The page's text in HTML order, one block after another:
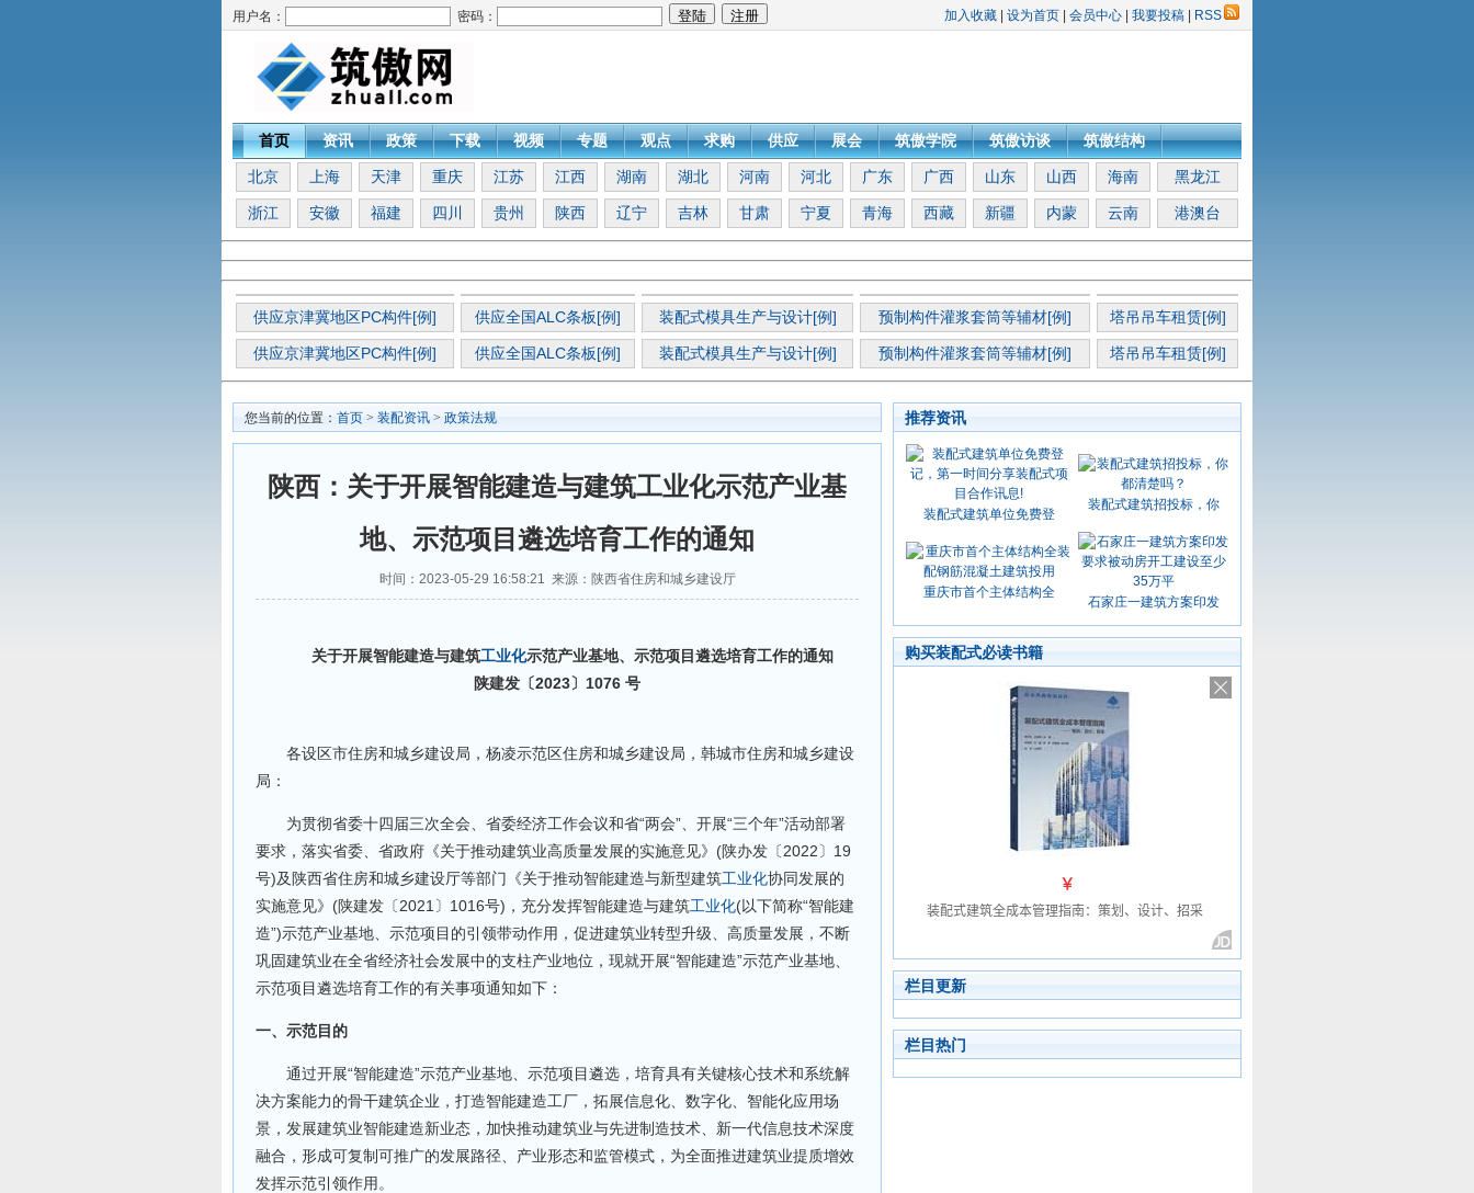
用户名： 密码： 加入收藏 设为首页 会员中心 我要投稿 RSS
首页 资讯 政策 下载 视频 专题 观点 求购 供应 展会 筑傲学院 筑傲访谈 筑傲结构
北京 上海 天津 重庆 江苏 江西 湖南 湖北 河南 河北 广东 广西 山东 山西 海南 黑龙江
浙江 安徽 福建 四川 贵州 陕西 辽宁 吉林 甘肃 宁夏 青海 西藏 新疆 内蒙 云南 港澳台
供应京津冀地区PC构件[例] 供应全国ALC条板[例] 装配式模具生产与设计[例] 预制构件灌浆套筒等辅材[例] 塔吊吊车租赁[例]
供应京津冀地区PC构件[例] 供应全国ALC条板[例] 装配式模具生产与设计[例] 预制构件灌浆套筒等辅材[例] 塔吊吊车租赁[例]
您当前的位置： 首页 > 装配资讯 > 政策法规
陕西：关于开展智能建造与建筑工业化示范产业基
地、示范项目遴选培育工作的通知
时间：2023-05-29 16:58:21 来源：陕西省住房和城乡建设厅
关于开展智能建造与建筑工业化示范产业基地、示范项目遴选培育工作的通知
陕建发〔2023〕1076 号
各设区市住房和城乡建设局，杨凌示范区住房和城乡建设局，韩城市住房和城乡建设
局：
为贯彻省委十四届三次全会、省委经济工作会议和省“两会”、开展“三个年”活动部署
要求，落实省委、省政府《关于推动建筑业高质量发展的实施意见》(陕办发〔2022〕19
号)及陕西省住房和城乡建设厅等部门《关于推动智能建造与新型建筑工业化协同发展的
实施意见》(陕建发〔2021〕1016号)，充分发挥智能建造与建筑工业化(以下简称“智能建
造”)示范产业基地、示范项目的引领带动作用，促进建筑业转型升级、高质量发展，不断
巩固建筑业在全省经济社会发展中的支柱产业地位，现就开展“智能建造”示范产业基地、
示范项目遴选培育工作的有关事项通知如下：
一、示范目的
通过开展“智能建造”示范产业基地、示范项目遴选，培育具有关键核心技术和系统解
决方案能力的骨干建筑企业，打造智能建造工厂，拓展信息化、数字化、智能化应用场
景，发展建筑业智能建造新业态，加快推动建筑业与先进制造技术、新一代信息技术深度
融合，形成可复制可推广的发展路径、产业形态和监管模式，为全面推进建筑业提质增效
发挥示范引领作用。
推荐资讯
装配式建筑单位免费登
装配式建筑招投标，你
重庆市首个主体结构全
石家庄一建筑方案印发
购买装配式必读书籍
栏目更新
栏目热门